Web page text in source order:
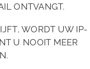
ONTVANGT.
WORDT UW IP-
U NOOIT MEER